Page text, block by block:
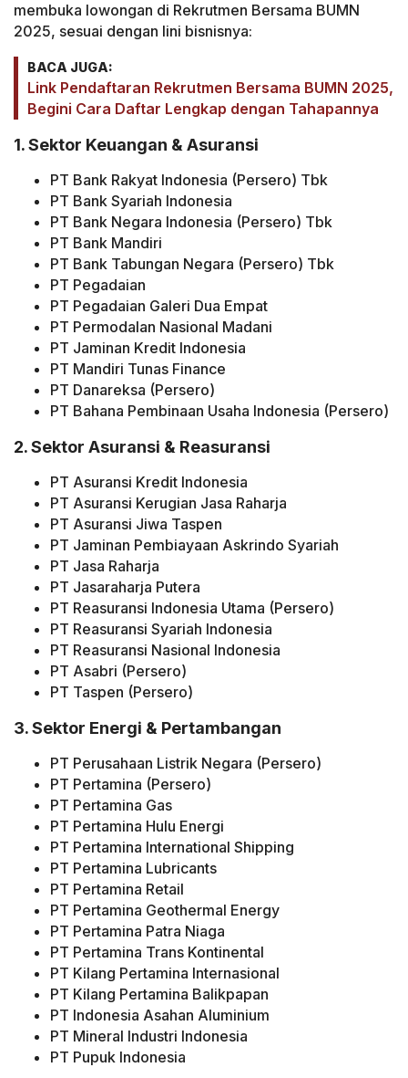
membuka lowongan di Rekrutmen Bersama BUMN
2025, sesuai dengan lini bisnisnya:
BACA JUGA:
Link Pendaftaran Rekrutmen Bersama BUMN 2025,
Begini Cara Daftar Lengkap dengan Tahapannya
1. Sektor Keuangan & Asuransi
PT Bank Rakyat Indonesia (Persero) Tbk
PT Bank Syariah Indonesia
PT Bank Negara Indonesia (Persero) Tbk
PT Bank Mandiri
PT Bank Tabungan Negara (Persero) Tbk
PT Pegadaian
PT Pegadaian Galeri Dua Empat
PT Permodalan Nasional Madani
PT Jaminan Kredit Indonesia
PT Mandiri Tunas Finance
PT Danareksa (Persero)
PT Bahana Pembinaan Usaha Indonesia (Persero)
2. Sektor Asuransi & Reasuransi
PT Asuransi Kredit Indonesia
PT Asuransi Kerugian Jasa Raharja
PT Asuransi Jiwa Taspen
PT Jaminan Pembiayaan Askrindo Syariah
PT Jasa Raharja
PT Jasaraharja Putera
PT Reasuransi Indonesia Utama (Persero)
PT Reasuransi Syariah Indonesia
PT Reasuransi Nasional Indonesia
PT Asabri (Persero)
PT Taspen (Persero)
3. Sektor Energi & Pertambangan
PT Perusahaan Listrik Negara (Persero)
PT Pertamina (Persero)
PT Pertamina Gas
PT Pertamina Hulu Energi
PT Pertamina International Shipping
PT Pertamina Lubricants
PT Pertamina Retail
PT Pertamina Geothermal Energy
PT Pertamina Patra Niaga
PT Pertamina Trans Kontinental
PT Kilang Pertamina Internasional
PT Kilang Pertamina Balikpapan
PT Indonesia Asahan Aluminium
PT Mineral Industri Indonesia
PT Pupuk Indonesia